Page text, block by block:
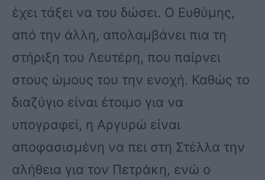
έχει τάξει να του δώσει. Ο Ευθύμης,
από την άλλη, απολαμβάνει πια τη
στήριξη του Λευτέρη, που παίρνει
στους ώμους του την ενοχή. Καθώς το
διαζύγιο είναι έτοιμο για να
υπογραφεί, η Αργυρώ είναι
αποφασισμένη να πει στη Στέλλα την
αλήθεια για τον Πετράκη, ενώ ο